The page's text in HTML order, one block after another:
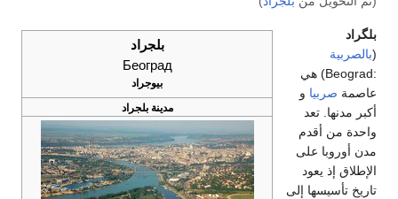
بلجراد
Београд
بيوجراد
مدينة بلجراد
بلگراد
(بالصربية
:Beograd) هي
عاصمة صربيا و
أكبر مدنها. تعد
واحدة من أقدم
مدن أوروبا على
الإطلاق إذ يعود
تاريخ تأسيسها إلى